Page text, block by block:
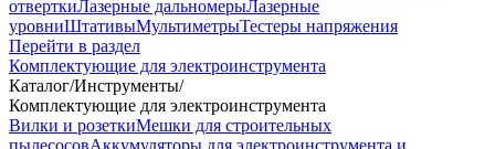
отверткиЛазерные дальномерыЛазерные
уровниШтативыМультиметрыТестеры напряжения
Перейти в раздел
Комплектующие для электроинструмента
Каталог/Инструменты/
Комплектующие для электроинструмента
Вилки и розеткиМешки для строительных
пылесосовАккумуляторы для электроинструмента и